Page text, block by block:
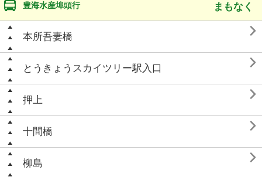
豊海水産埠頭行 まもなく
本所吾妻橋 
とうきょうスカイツリー駅入口 
押上 
十間橋 
柳島 